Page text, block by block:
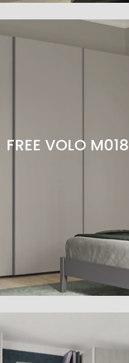
FREE VOLO M018